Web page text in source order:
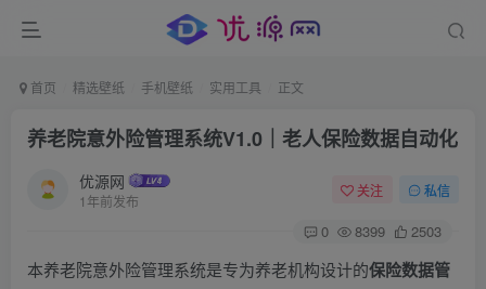
首页 精选壁纸 手机壁纸 实用工具 正文
养老院意外险管理系统V1.0｜老人保险数据自动化
优源网
1年前发布
关注 私信
0 8399 2503
本养老院意外险管理系统是专为养老机构设计的保险数据管